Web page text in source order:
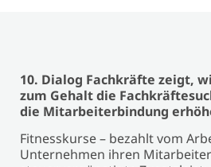
10. Dialog Fachkräfte zeigt,
zum Gehalt die
die Mitarbeiterbindung
Fitnesskurse – bezahlt vom
Unternehmen ihren